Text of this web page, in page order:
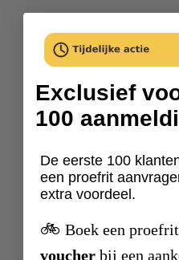
Exclusief
100
De eerste 100
een proefrit
extra voordeel.
🚲 Boek een
voucher bij een